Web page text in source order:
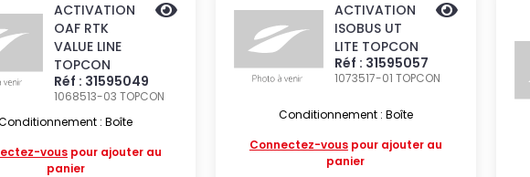
ACTIVATION
OAF RTK
VALUE LINE
TOPCON
Réf : 31595049
1068513-03TOPCON
: Boîte
vous pour ajouter au
panier
ACTIVATION
ISOBUS UT
LITE TOPCON
Réf : 31595057
1073517-01 TOPCON
Conditionnement : Boîte
Connectez-vouspour ajouter au
panier